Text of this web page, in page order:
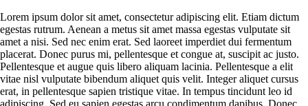
Lorem ipsum dolor sit amet, consectetur adipiscing elit. Etiam dictum
egestas rutrum. Aenean a metus sit amet massa egestas vulputate sit
amet a nisi. Sed nec enim erat. Sed laoreet imperdiet dui fermentum
placerat. Donec purus mi, pellentesque et congue at, suscipit ac justo.
Pellentesque et augue quis libero aliquam lacinia. Pellentesque a elit
vitae nisl vulputate bibendum aliquet quis velit. Integer aliquet cursus
erat, in pellentesque sapien tristique vitae. In tempus tincidunt leo id
adipiscing. Sed eu sapien egestas arcu condimentum dapibus. Donec